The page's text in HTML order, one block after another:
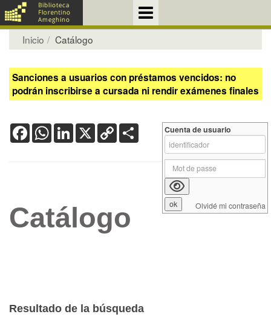
Inicio Catálogo
Sanciones a usuarios con préstamos vencidos: no
podrán inscribirse a cursada ni rendir exámenes finales
FacebookWhatsApp
LinkedIn
X Copy
Link
Catálogo
Resultado de la búsqueda
Cuenta de usuario
Olvidé mi contraseña